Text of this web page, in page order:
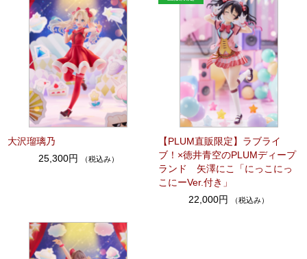
大沢瑠璃乃
25,300円
（税込み）
【PLUM直販限定】ラブライ
ブ！×徳井青空のPLUMディープ
ランド 矢澤にこ「にっこにっ
こにーVer.付き」
22,000円
（税込み）